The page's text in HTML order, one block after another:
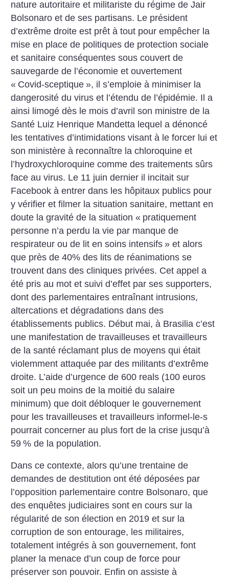
nature autoritaire et militariste du régime de Jair
Bolsonaro et de ses partisans. Le président
d’extrême droite est prêt à tout pour empêcher la
mise en place de politiques de protection sociale
et sanitaire conséquentes sous couvert de
sauvegarde de l’économie et ouvertement
« Covid-sceptique », il s’emploie à minimiser la
dangerosité du virus et l’étendu de l’épidémie. Il a
ainsi limogé dès le mois d’avril son ministre de la
Santé Luiz Henrique Mandetta lequel a dénoncé
les tentatives d’intimidations visant à le forcer lui et
son ministère à reconnaître la chloroquine et
l’hydroxychloroquine comme des traitements sûrs
face au virus. Le 11 juin dernier il incitait sur
Facebook à entrer dans les hôpitaux publics pour
y vérifier et filmer la situation sanitaire, mettant en
doute la gravité de la situation « pratiquement
personne n’a perdu la vie par manque de
respirateur ou de lit en soins intensifs » et alors
que près de 40% des lits de réanimations se
trouvent dans des cliniques privées. Cet appel a
été pris au mot et suivi d’effet par ses supporters,
dont des parlementaires entraînant intrusions,
altercations et dégradations dans des
établissements publics. Début mai, à Brasilia c’est
une manifestation de travailleuses et travailleurs
de la santé réclamant plus de moyens qui était
violemment attaquée par des militants d’extrême
droite. L’aide d’urgence de 600 reals (100 euros
soit un peu moins de la moitié du salaire
minimum) que doit débloquer le gouvernement
pour les travailleuses et travailleurs informel-le-s
pourrait concerner au plus fort de la crise jusqu’à
59 % de la population.
Dans ce contexte, alors qu’une trentaine de
demandes de destitution ont été déposées par
l’opposition parlementaire contre Bolsonaro, que
des enquêtes judiciaires sont en cours sur la
régularité de son élection en 2019 et sur la
corruption de son entourage, les militaires,
totalement intégrés à son gouvernement, font
planer la menace d’un coup de force pour
préserver son pouvoir. Enfin on assiste à